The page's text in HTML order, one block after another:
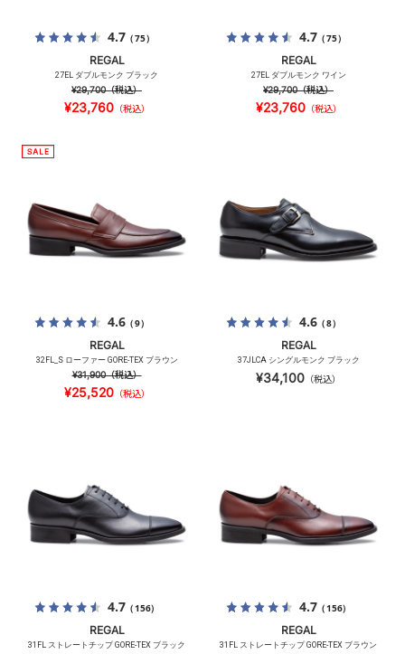
4.7（75）
REGAL
27EL ダブルモンク ブラック
¥29,700（税込）
¥23,760（税込）
4.7（75）
REGAL
27EL ダブルモンク ワイン
¥29,700（税込）
¥23,760（税込）
4.6（9）
REGAL
32FL_S ローファー GORE-TEX ブラウン
¥31,900（税込）
¥25,520（税込）
4.6（8）
REGAL
37JLCA シングルモンク ブラック
¥34,100 （税込）
4.7（156）
REGAL
31FL ストレートチップ GORE-TEX ブラック
4.7（156）
REGAL
31FL ストレートチップ GORE-TEX ブラウン